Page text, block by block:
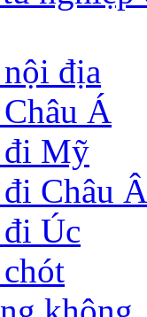
địa
Á
đi Mỹ
Châu
Úc